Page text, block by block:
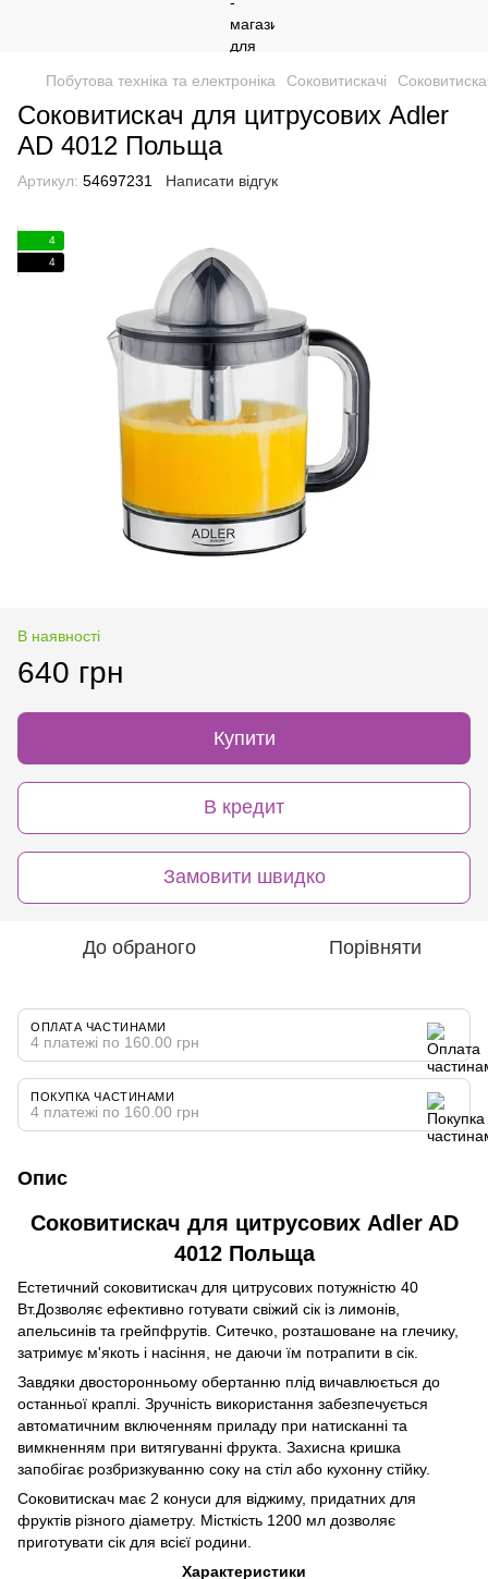
Побутова техніка та електроніка Соковитискачі
Соковитискач для цитрусових Adler
AD 4012 Польща
Артикул: 54697231 Написати відгук
4
4
В наявності
640 грн
Купити
В кредит
Замовити швидко
До обраного Порівняти
ОПЛАТА ЧАСТИНАМИ
4 платежі по 160.00 грн
ПОКУПКА ЧАСТИНАМИ
4 платежі по 160.00 грн
Опис
Соковитискач для цитрусових Adler AD
4012 Польща
Естетичний соковитискач для цитрусових потужністю 40
Вт.Дозволяє ефективно готувати свіжий сік із лимонів,
апельсинів та грейпфрутів. Ситечко, розташоване на глечику,
затримує м'якоть і насіння, не даючи їм потрапити в сік.
Завдяки двосторонньому обертанню плід вичавлюється до
останньої краплі. Зручність використання забезпечується
автоматичним включенням приладу при натисканні та
вимкненням при витягуванні фрукта. Захисна кришка
запобігає розбризкуванню соку на стіл або кухонну стійку.
Соковитискач має 2 конуси для віджиму, придатних для
фруктів різного діаметру. Місткість 1200 мл дозволяє
приготувати сік для всієї родини.
Характеристики